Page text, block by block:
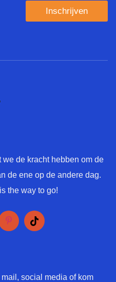
Inschrijven
de kracht hebben om de
de ene op de andere dag.
the way to go!
social media of kom